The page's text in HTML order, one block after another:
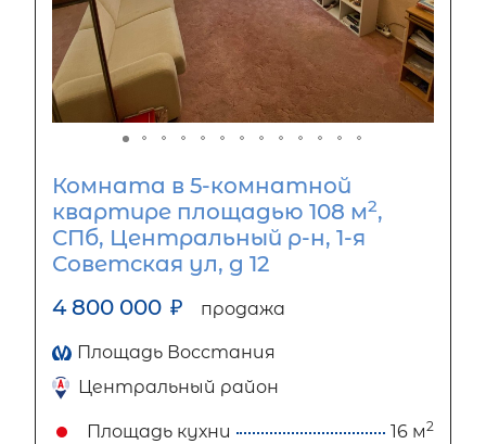
Комната в 5-комнатной
квартире площадью 108 м2,
СПб, Центральный р-н, 1-я
Советская ул, д 12
4 800 000 ₽ продажа
Площадь Восстания
Центральный район
Площадь кухни 16 м2